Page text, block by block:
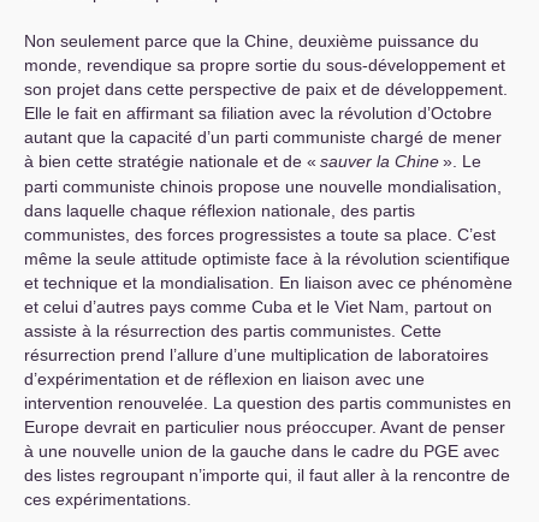
Non seulement parce que la Chine, deuxième puissance du
monde, revendique sa propre sortie du sous-développement et
son projet dans cette perspective de paix et de développement.
Elle le fait en affirmant sa filiation avec la révolution d’Octobre
autant que la capacité d’un parti communiste chargé de mener
à bien cette stratégie nationale et de « sauver la Chine». Le
parti communiste chinois propose une nouvelle mondialisation,
dans laquelle chaque réflexion nationale, des partis
communistes, des forces progressistes a toute sa place. C’est
même la seule attitude optimiste face à la révolution scientifique
et technique et la mondialisation. En liaison avec ce phénomène
et celui d’autres pays comme Cuba et le Viet Nam, partout on
assiste à la résurrection des partis communistes. Cette
résurrection prend l’allure d’une multiplication de laboratoires
d’expérimentation et de réflexion en liaison avec une
intervention renouvelée. La question des partis communistes en
Europe devrait en particulier nous préoccuper. Avant de penser
à une nouvelle union de la gauche dans le cadre du PGE avec
des listes regroupant n’importe qui, il faut aller à la rencontre de
ces expérimentations.